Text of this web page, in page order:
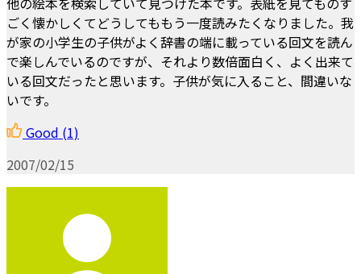
ごく懐かしくてどうしてももう一度読みたくなりました。我
が家の小学生の子供がよく辞書の端に載っている回文を読ん
で楽しんでいるのですが、それより数倍面白く、よく出来て
いる回文だったと思います。子供が気に入ること、間違いな
いです。
Good (1)
2007/02/15